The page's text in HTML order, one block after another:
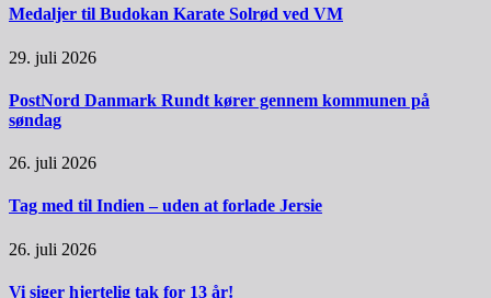
Medaljer til Budokan Karate Solrød ved VM
29. juli 2026
PostNord Danmark Rundt kører gennem kommunen på
søndag
26. juli 2026
Tag med til Indien – uden at forlade Jersie
26. juli 2026
Vi siger hjertelig tak for 13 år!